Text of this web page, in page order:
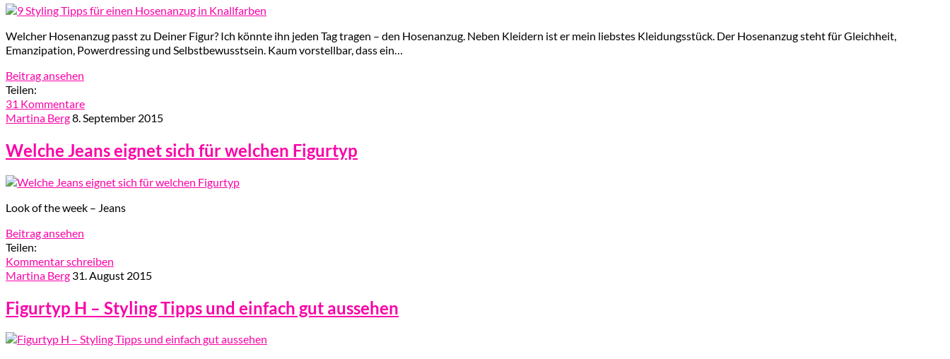
Welcher Hosenanzug passt zu Deiner Figur? Ich könnte ihn jeden Tag tragen – den Hosenanzug. Neben Kleidern ist er mein liebstes Kleidungsstück. Der Hosenanzug steht für Gleichheit,
Emanzipation, Powerdressing und Selbstbewusstsein. Kaum vorstellbar, dass ein…
Beitrag ansehen
Teilen:
31 Kommentare
Martina Berg8. September 2015
Welche Jeans eignet sich für welchen Figurtyp
Look of the week – Jeans
Beitrag ansehen
Teilen:
Kommentar schreiben
Martina Berg 31. August 2015
Figurtyp H – Styling Tipps und einfach gut aussehen